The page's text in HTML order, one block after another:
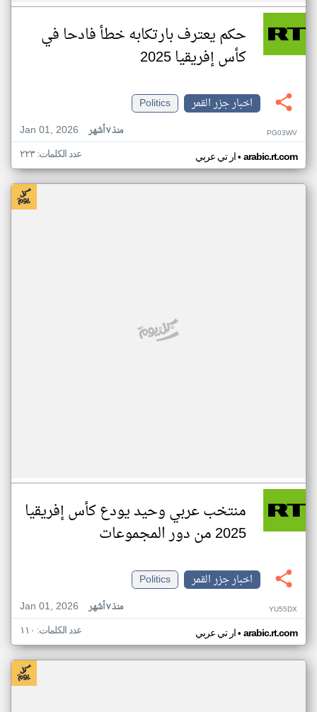
حكم يعترف بارتكابه خطأ فادحا في
كأس إفريقيا 2025
اخبار جزر القمر
Politics
Jan 01, 2026
منذ ٧ أشهر PG03WV
ار تي عربي• arabic.rt.com عدد الكلمات: ٢٢٣
منتخب عربي وحيد يودع كأس إفريقيا
2025 من دور المجموعات
اخبار جزر القمر
Politics
Jan 01, 2026
منذ ٧ أشهر YU55DX
ار تي عربي• arabic.rt.com عدد الكلمات: ١١٠